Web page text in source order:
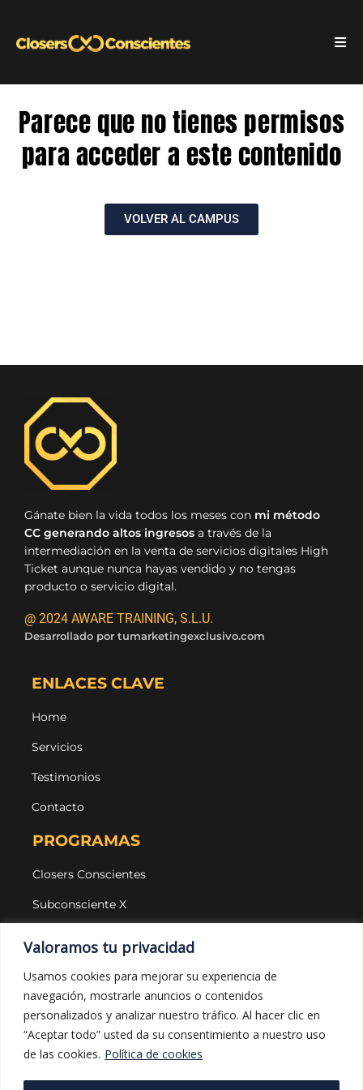
Valoramos tu privacidad
Usamos cookies para mejorar su experiencia de
navegación, mostrarle anuncios o contenidos
personalizados y analizar nuestro tráfico. Al hacer clic en
“Aceptar todo” usted da su consentimiento a nuestro uso
de las cookies. Política de cookies
Parece que no tienes permisos
para acceder a este contenido
VOLVER AL CAMPUS
Gánate bien la vida todos los meses con mi método
CC generando altos ingresos a través de la
intermediación en la venta de servicios digitales High
Ticket aunque nunca hayas vendido y no tengas
producto o servicio digital.
@ 2024 AWARE TRAINING, S.L.U.
Desarrollado por tumarketingexclusivo.com
ENLACES CLAVE
Home
Servicios
Testimonios
Contacto
PROGRAMAS
Closers Conscientes
Subconsciente X
LEGAL Y PROTECCIÓN
Aviso legal
Política de privacidad
Política de cookies